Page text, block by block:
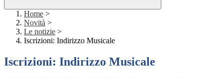
Home >
Novità >
Le notizie >
Iscrizioni: Indirizzo Musicale
Iscrizioni: Indirizzo Musicale